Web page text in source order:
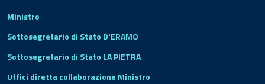
Ministro
Sottosegretario di Stato D'ERAMO
Sottosegretario di Stato LA PIETRA
Uffici diretta collaborazione Ministro